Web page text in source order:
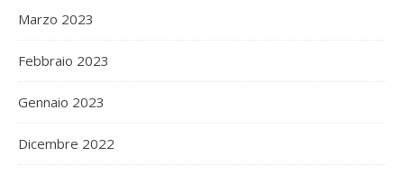
Marzo 2023
Febbraio 2023
Gennaio 2023
Dicembre 2022